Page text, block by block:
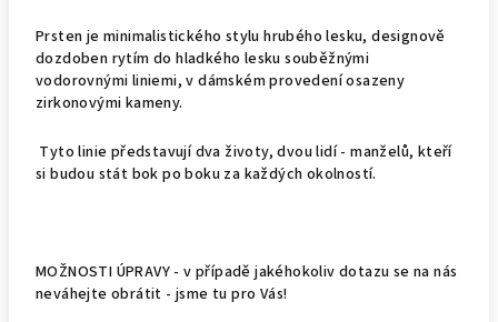
Prsten je minimalistického stylu hrubého lesku, designově
dozdoben rytím do hladkého lesku souběžnými
vodorovnými liniemi, v dámském provedení osazeny
zirkonovými kameny.
Tyto linie představují dva životy, dvou lidí - manželů, kteří
si budou stát bok po boku za každých okolností.
MOŽNOSTI ÚPRAVY - v případě jakéhokoliv dotazu se na nás
neváhejte obrátit - jsme tu pro Vás!